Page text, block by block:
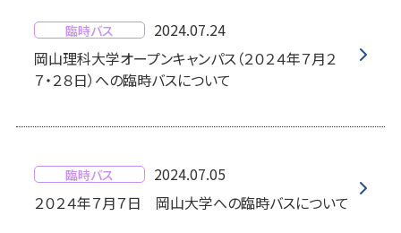
臨時バス
2024.07.24
岡山理科大学オープンキャンパス（２０２４年７月２
７・２８日）への臨時バスについて
臨時バス
2024.07.05
２０２４年７月７日 岡山大学への臨時バスについて